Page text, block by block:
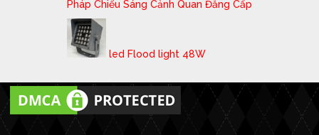
Pháp Chiếu Sáng Cảnh Quan Đẳng Cấp
led Flood light 48W